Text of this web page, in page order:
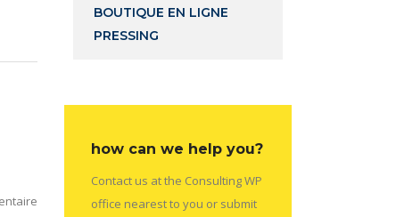
BOUTIQUE EN LIGNE
PRESSING
how can we help you?
Contact us at the Consulting WP
office nearest to you or submit